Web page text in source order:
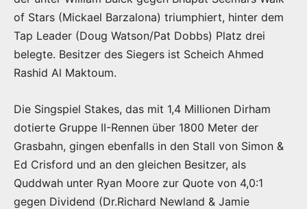
of Stars (Mickael Barzalona) triumphiert, hinter dem
Tap Leader (Doug Watson/Pat Dobbs) Platz drei
belegte. Besitzer des Siegers ist Scheich Ahmed
Rashid Al Maktoum.
Die Singspiel Stakes, das mit 1,4 Millionen Dirham
dotierte Gruppe II-Rennen über 1800 Meter der
Grasbahn, gingen ebenfalls in den Stall von Simon &
Ed Crisford und an den gleichen Besitzer, als
Quddwah unter Ryan Moore zur Quote von 4,0:1
gegen Dividend (Dr.Richard Newland & Jamie